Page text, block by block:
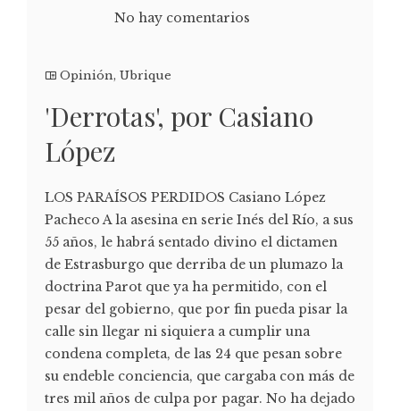
No hay comentarios
Opinión, Ubrique
'Derrotas', por Casiano
López
LOS PARAÍSOS PERDIDOS Casiano López
Pacheco A la asesina en serie Inés del Río, a sus
55 años, le habrá sentado divino el dictamen
de Estrasburgo que derriba de un plumazo la
doctrina Parot que ya ha permitido, con el
pesar del gobierno, que por fin pueda pisar la
calle sin llegar ni siquiera a cumplir una
condena completa, de las 24 que pesan sobre
su endeble conciencia, que cargaba con más de
tres mil años de culpa por pagar. No ha dejado